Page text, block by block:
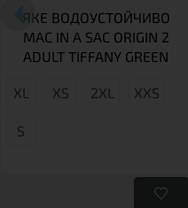
ЯКЕ ВОДОУСТОЙЧИВО
MAC IN A SAC ORIGIN 2
ADULT TIFFANY GREEN
XL XS 2XL XXS
S